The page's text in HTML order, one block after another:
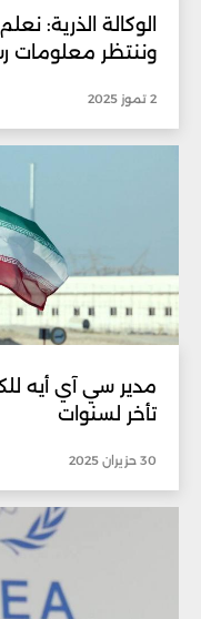
الوكالة الذرية:
وننتظر معلومات
2 تموز 2025
مدير سي آي أيه
تأخر لسنوات
30 حزيران 2025